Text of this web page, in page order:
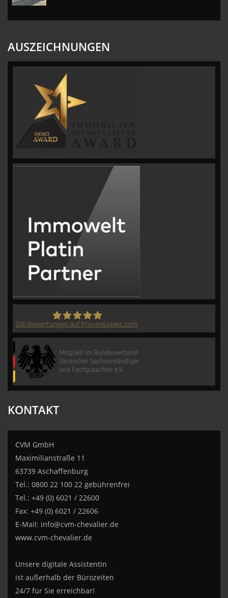
AUSZEICHNUNGEN
330 Bewertungen auf ProvenExpert.com
KONTAKT
CVM GmbH
Maximilianstraße 11
63739 Aschaffenburg
Tel.: 0800 22 100 22 gebührenfrei
Tel.: +49 (0) 6021 / 22600
Fax: +49 (0) 6021 / 22606
E-Mail: info@cvm-chevalier.de
www.cvm-chevalier.de
Unsere digitale Assistentin
ist außerhalb der Bürozeiten
24/7 für Sie erreichbar!